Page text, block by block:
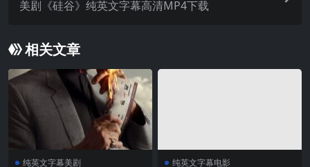
美剧《硅谷》纯英文字幕高清MP4下载
相关文章
纯英文字幕美剧 纯英文字幕电影